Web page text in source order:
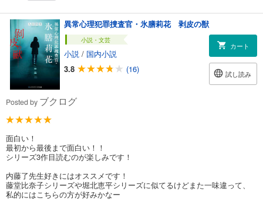
異常心理犯罪捜査官・氷膳莉花 剥皮の獣
小説・文芸
小説 / 国内小説
3.8
(16)
カート
試し読み
Posted by ブクログ
面白い！
最初から最後まで面白い！！
シリーズ3作目読むのが楽しみです！
内藤了先生好きにはオススメです！
藤堂比奈子シリーズや堀北恵平シリーズに似てるけどまた一味違って、
私的にはこちらの方が好みかなー